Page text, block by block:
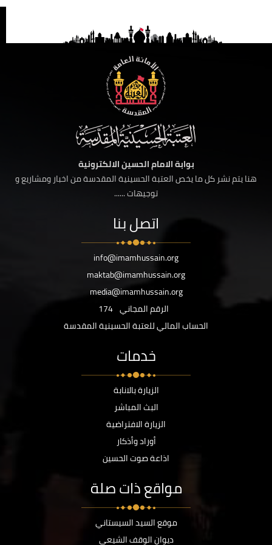
بوابة الامام الحسين الالكترونية
هنا يتم نشر كل ما يخص العتبة الحسينية المقدسة من اخبار ومشاريع و
توجيهات ......
اتصل بنا
info@imamhussain.org
maktab@imamhussain.org
media@imamhussain.org
الرقم المجاني 174
الحساب المالي للعتبة الحسينية المقدسة
خدمات
الزيارة بالانابة
البث المباشر
الزيارة الافتراضية
أوراد وأذكار
اذاعة صوت الحسين
مواقع ذات صلة
موقع السيد السيستاني
ديوان الوقف الشيعي